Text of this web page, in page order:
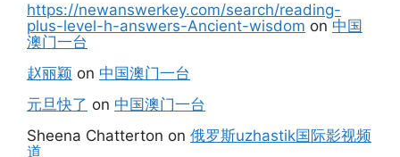
https://newanswerkey.com/search/reading-
plus-level-h-answers-Ancient-wisdom on 中国
澳门一台
赵丽颖 on 中国澳门一台
元旦快了 on 中国澳门一台
Sheena Chatterton on 俄罗斯uzhastik国际影视频
道